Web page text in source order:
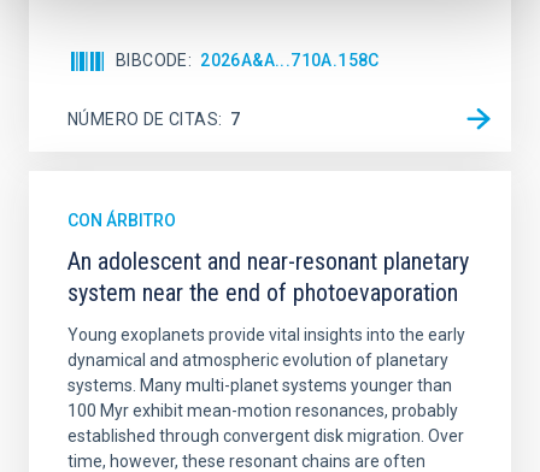
BIBCODE 2026A&A...710A.158C
NÚMERO DE CITAS 7
CON ÁRBITRO
An adolescent and near-resonant planetary
system near the end of photoevaporation
Young exoplanets provide vital insights into the early
dynamical and atmospheric evolution of planetary
systems. Many multi-planet systems younger than
100 Myr exhibit mean-motion resonances, probably
established through convergent disk migration. Over
time, however, these resonant chains are often